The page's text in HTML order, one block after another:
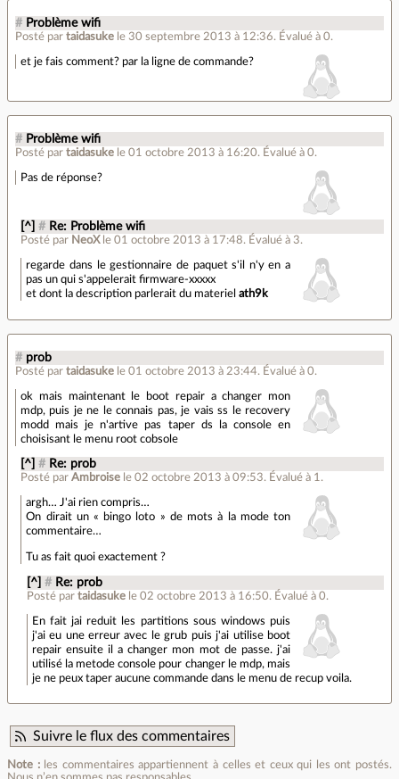
# Problème wifi
Posté par taidasuke le 30 septembre 2013 à 12:36. Évalué à 0.
et je fais comment? par la ligne de commande?
# Problème wifi
Posté par taidasuke le 01 octobre 2013 à 16:20. Évalué à 0.
Pas de réponse?
[^] # Re: Problème wifi
Posté par NeoX le 01 octobre 2013 à 17:48. Évalué à 3.
regarde dans le gestionnaire de paquet s'il n'y en a
pas un qui s'appelerait firmware-xxxxx
et dont la description parlerait du materielath9k
# prob
Posté par taidasuke le 01 octobre 2013 à 23:44. Évalué à 0.
ok mais maintenant le boot repair a changer mon
mdp, puis je ne le connais pas, je vais ss le recovery
modd mais je n'artive pas taper ds la console en
choisisant le menu root cobsole
[^] # Re: prob
Posté parAmbroise le 02 octobre 2013 à 09:53. Évalué à 1 .
argh… J'ai rien compris…
On dirait un « bingo loto » de mots à la mode ton
commentaire…
Tu as fait quoi exactement ?
[^] # Re: prob
Posté par taidasuke le 02 octobre 2013 à 16:50. Évalué à 0.
En fait jai reduit les partitions sous windows puis
j'ai eu une erreur avec le grub puis j'ai utilise boot
repair ensuite il a changer mon mot de passe. j'ai
utilisé la metode console pour changer le mdp, mais
je ne peux taper aucune commande dans le menu de recup voila.
Suivre le flux des commentaires
Note :les commentaires appartiennent à celles et ceux qui les ont postés.